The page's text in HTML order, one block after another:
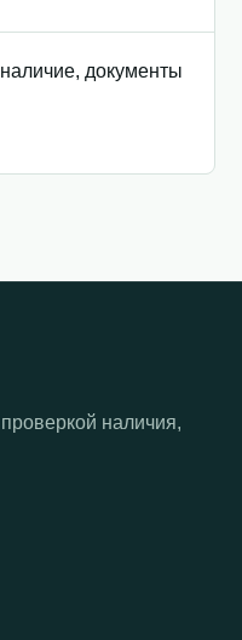
документы
наличия,